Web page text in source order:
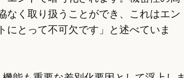
なく取り扱うことができ、これはエン
にとって不可欠です」と述べていま